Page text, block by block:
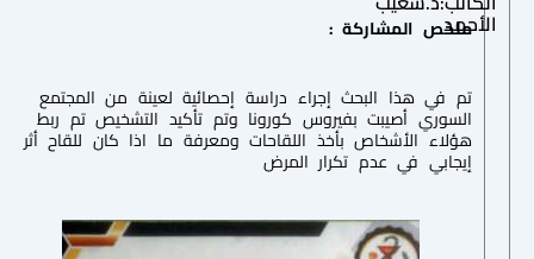
الأحمد
ملخص المشاركة :
تم في هذا البحث إجراء دراسة إحصائية لعينة من المجتمع
السوري أصيبت بفيروس كورونا وتم تأكيد التشخيص تم ربط
هؤلاء الأشخاص بأخذ اللقاحات ومعرفة ما اذا كان للقاح أثر
إيجابي في عدم تكرار المرض